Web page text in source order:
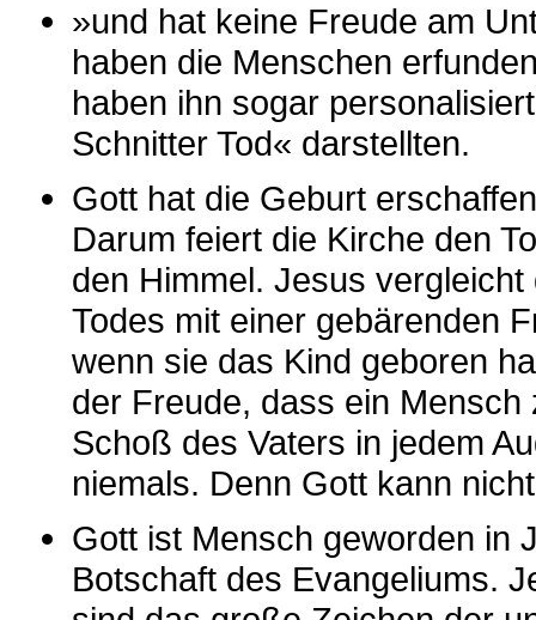
»und hat keine Freude am
haben die Menschen
haben ihn sogar
Schnitter Tod« darstellten.
Gott hat die Geburt
Darum feiert die Kirche den
den Himmel. Jesus
Todes mit einer gebärenden
wenn sie das Kind geboren
der Freude, dass ein
Schoß des Vaters in jedem
niemals. Denn Gott kann
Gott ist Mensch geworden in
Botschaft des Evangeliums.